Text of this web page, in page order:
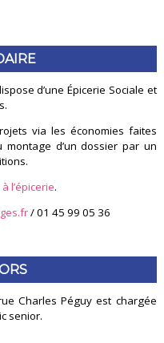
d’une Épicerie Sociale et
via les économies faites
montage d’un dossier par un
l’épicerie.
/ 01 45 99 05 36
Charles Péguy est chargée
senior.